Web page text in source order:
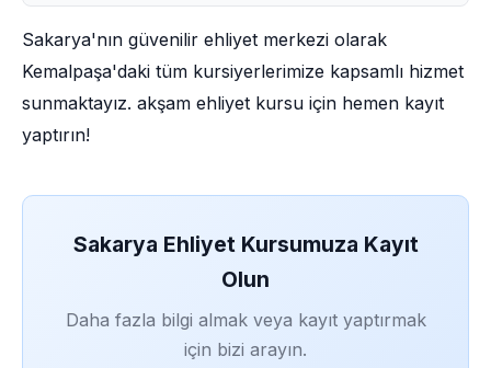
Sakarya'nın güvenilir ehliyet merkezi olarak
Kemalpaşa'daki tüm kursiyerlerimize kapsamlı hizmet
sunmaktayız. akşam ehliyet kursu için hemen kayıt
yaptırın!
Sakarya Ehliyet Kursumuza Kayıt
Olun
Daha fazla bilgi almak veya kayıt yaptırmak
için bizi arayın.